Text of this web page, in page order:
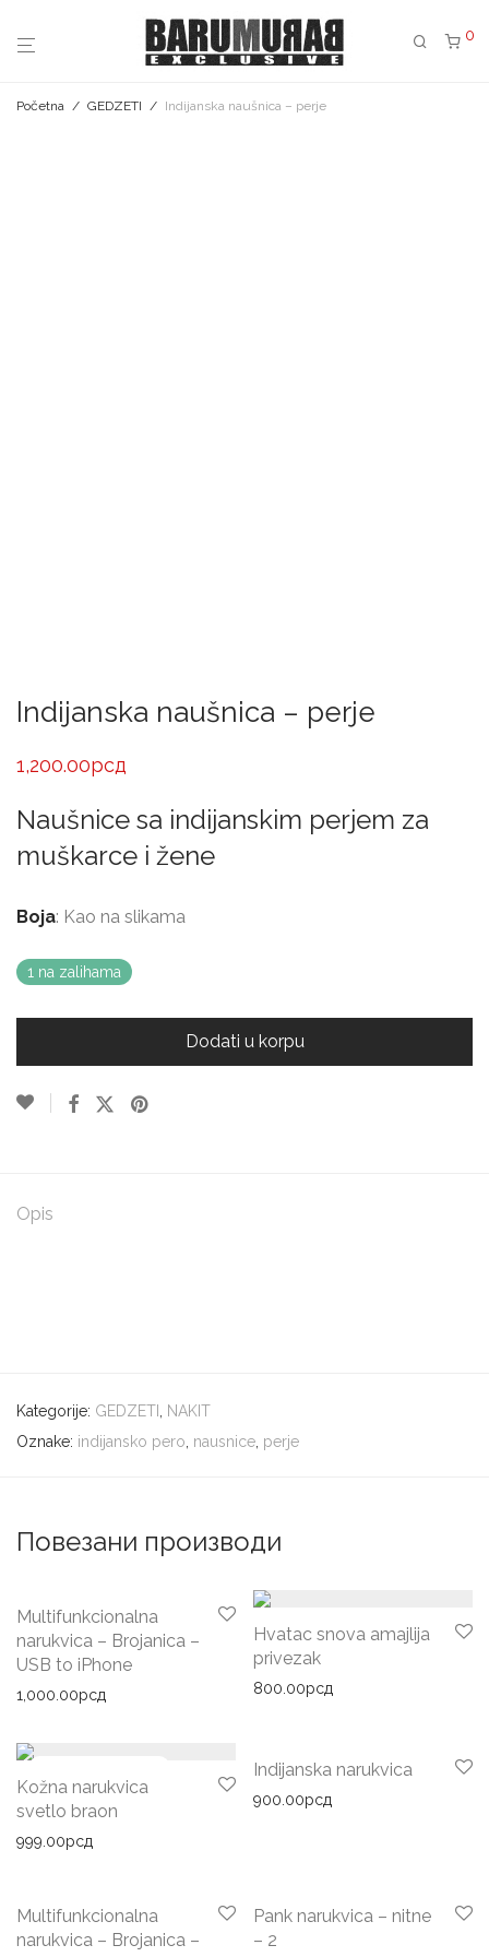
0
Početna / GEDZETI / Indijanska naušnica – perje
Indijanska naušnica – perje
1,200.00рсд
Naušnice sa indijanskim perjem za
muškarce i žene
Boja: Kao na slikama
1 na zalihama
Dodati u korpu
Opis
Kategorije: GEDZETI
NAKIT
Oznake: indijansko pero nausnice perje
Повезани производи
Multifunkcionalna
narukvica – Brojanica –
USB to iPhone
1,000.00рсд
Hvatac snova amajlija
privezak
800.00рсд
Kožna narukvica
svetlo braon
999.00рсд
Indijanska narukvica
900.00рсд
Multifunkcionalna
narukvica – Brojanica –
Pank narukvica – nitne
– 2